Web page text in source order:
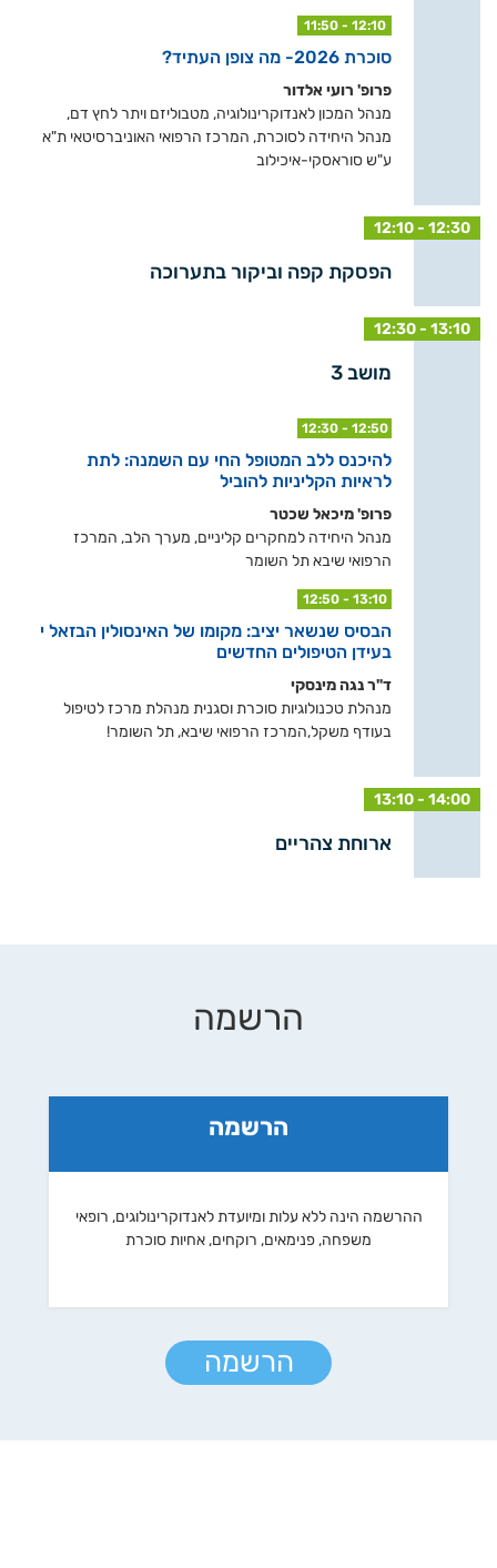
11:50 - 12:10
סוכרת 2026- מה צופן העתיד?
פרופ' רועי אלדור
מנהל המכון לאנדוקרינולוגיה, מטבוליזם ויתר לחץ דם,
מנהל היחידה לסוכרת, המרכז הרפואי האוניברסיטאי ת"א
ע"ש סוראסקי-איכילוב
12:10 - 12:30
הפסקת קפה וביקור בתערוכה
12:30 - 13:10
מושב 3
12:30 - 12:50
להיכנס ללב המטופל החי עם השמנה: לתת
לראיות הקליניות להוביל
פרופ' מיכאל שכטר
מנהל היחידה למחקרים קליניים, מערך הלב, המרכז
הרפואי שיבא תל השומר
12:50 - 13:10
הבסיס שנשאר יציב: מקומו של האינסולין הבזאל י
בעידן הטיפולים החדשים
ד"ר נגה מינסקי
מנהלת טכנולוגיות סוכרת וסגנית מנהלת מרכז לטיפול
בעודף משקל,המרכז הרפואי שיבא, תל השומר!
13:10 - 14:00
ארוחת צהריים
הרשמה
הרשמה
ההרשמה הינה ללא עלות ומיועדת לאנדוקרינולוגים, רופאי
משפחה, פנימאים, רוקחים, אחיות סוכרת
הרשמה